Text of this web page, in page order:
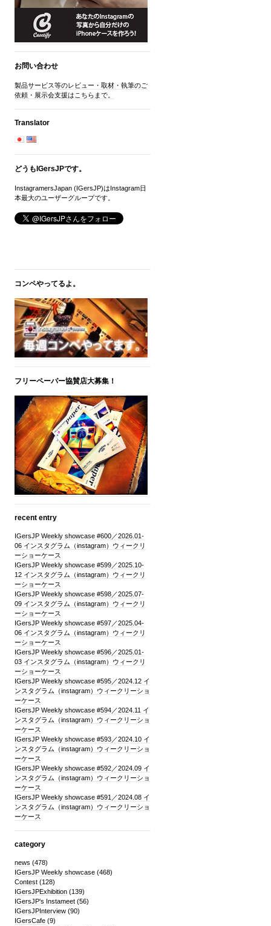
お問い合わせ
製品サービス等のレビュー・取材・執筆のご
依頼・展示会支援はこちらまで。
Translator
どうもIGersJPです。
InstagramersJapan (IGersJP)はInstagram日
本最大のユーザーグループです。
コンペやってるよ。
フリーペーパー協賛店大募集！
recent entry
IGersJP Weekly showcase #600／2026.01-
06 インスタグラム（instagram）ウィークリ
ーショーケース
IGersJP Weekly showcase #599／2025.10-
12 インスタグラム（instagram）ウィークリ
ーショーケース
IGersJP Weekly showcase #598／2025.07-
09 インスタグラム（instagram）ウィークリ
ーショーケース
IGersJP Weekly showcase #597／2025.04-
06 インスタグラム（instagram）ウィークリ
ーショーケース
IGersJP Weekly showcase #596／2025.01-
03 インスタグラム（instagram）ウィークリ
ーショーケース
IGersJP Weekly showcase #595／2024.12 イ
ンスタグラム（instagram）ウィークリーショ
ーケース
IGersJP Weekly showcase #594／2024.11 イ
ンスタグラム（instagram）ウィークリーショ
ーケース
IGersJP Weekly showcase #593／2024.10 イ
ンスタグラム（instagram）ウィークリーショ
ーケース
IGersJP Weekly showcase #592／2024.09 イ
ンスタグラム（instagram）ウィークリーショ
ーケース
IGersJP Weekly showcase #591／2024.08 イ
ンスタグラム（instagram）ウィークリーショ
ーケース
category
news (478)
IGersJP Weekly showcase(468)
Contest(128)
IGersJPExhibition(139)
IGersJP's Instameet(56)
IGersJPInterview(90)
IGersCafe(9)